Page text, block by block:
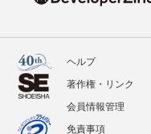
ヘルプ
著作権・リンク
会員情報管理
免責事項